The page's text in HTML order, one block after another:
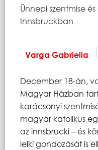
Current:
Ünnepi szentmise
Innsbruckban
Varga Gabriella
December 18-án,
Magyar Házban
karácsonyi
magyar katolikus
az innsbrucki – és
lelki gondozását is